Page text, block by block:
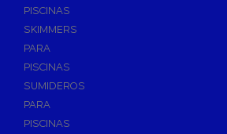
PISCINAS
SKIMMERS
PARA
PISCINAS
SUMIDEROS
PARA
PISCINAS